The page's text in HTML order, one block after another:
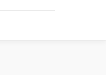
KOŠÍK